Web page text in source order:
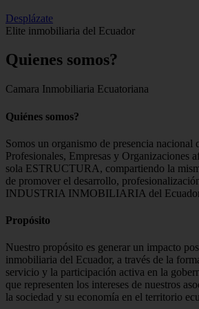
Desplázate
Elite inmobiliaria del Ecuador
Quienes somos?
Camara Inmobiliaria Ecuatoriana
Quiénes somos?
Somos un organismo de presencia
Profesionales, Empresas y Organizaciones
sola ESTRUCTURA, compartiendo la
de promover el desarrollo,
INDUSTRIA INMOBILIARIA del
Propósito
Nuestro propósito es generar un impacto
inmobiliaria del Ecuador, a través de la
servicio y la participación activa en la
que representen los intereses de nuestros
la sociedad y su economía en el territorio